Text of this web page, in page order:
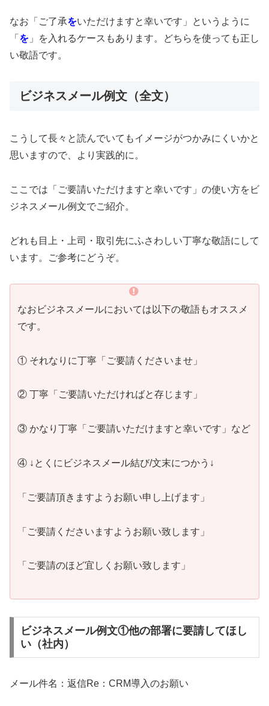
なお「ご了承をいただけますと幸いです」というように
「 を 」を入れるケースもあります。どちらを使っても正し
い敬語です。
ビジネスメール例文（全文）
こうして長々と読んでいてもイメージがつかみにくいかと
思いますので、より実践的に。
ここでは「ご要請いただけますと幸いです」の使い方をビ
ジネスメール例文でご紹介。
どれも目上・上司・取引先にふさわしい丁寧な敬語にして
います。ご参考にどうぞ。
なおビジネスメールにおいては以下の敬語もオススメ
です。
① それなりに丁寧「ご要請くださいませ」
② 丁寧「ご要請いただければと存じます」
③ かなり丁寧「ご要請いただけますと幸いです」など
④ ↓とくにビジネスメール結び/文末につかう↓
「ご要請頂きますようお願い申し上げます」
「ご要請くださいますようお願い致します」
「ご要請のほど宜しくお願い致します」
ビジネスメール例文①他の部署に要請してほし
い（社内）
メール件名：返信Re：CRM導入のお願い